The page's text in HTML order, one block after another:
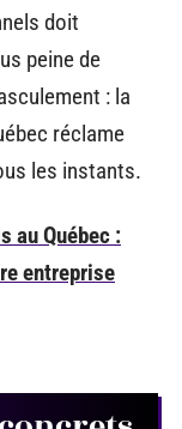
doit
peine de
: la
réclame
les instants.
au Québec :
entreprise